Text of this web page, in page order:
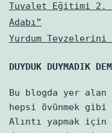
Tuvalet Eğitimi 2.
Adabı”
Yurdum Teyzelerini
DUYDUK DUYMADIK
Bu blogda yer
hepsi övünmek
Alıntı yapmak